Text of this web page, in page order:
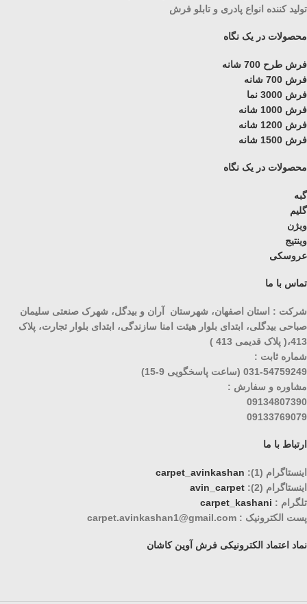
تولید کننده انواع پادری و تابلو فرش
محصولات در یک نگاه
فرش طرح 700 شانه
فرش 700 شانه
فرش 3000 نما
فرش 1000 شانه
فرش 1200 شانه
فرش 1500 شانه
محصولات در یک نگاه
گبه
گلیم
ویژن
وینتیج
عروسکی
تماس با ما
شرکت : استان اصفهان، شهرستان آران و بیدگل، شهرک صنعتی سلیمان
صباحی بیدگلی، ابتدای بلوار هیئت امنا سازندگی، ابتدای بلوار تجارت، پلاک
413،( پلاک قدیمی 413 )
شماره ثابت :
031-54759249 (ساعت پاسخگویی 9-15)
مشاوره و سفارش :
09134807390
09133769079
ارتباط با ما
اینستاگرام (1):
carpet_avinkashan
اینستاگرام (2):
avin_carpet
تلگرام : carpet_kashani
پست الکترونیک : carpet.avinkashan1@gmail.com
نماد اعتماد الکترونیکی فرش آوین کاشان